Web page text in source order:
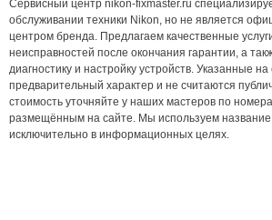
Сервисный центр nikon-fixmaster.ru
обслуживании техники Nikon, но не является
центром бренда. Предлагаем качественные
неисправностей после окончания гарантии, а
диагностику и настройку устройств. Указанные
предварительный характер и не считаются
стоимость уточняйте у наших мастеров по
размещённым на сайте. Мы используем
исключительно в информационных целях.